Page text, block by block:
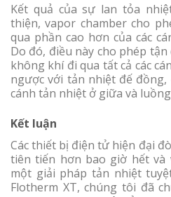
Kết quả của sự lan tỏa
thiện, vapor chamber cho
qua phần cao hơn của các
Do đó, điều này cho phép
không khí đi qua tất cả các
ngược với tản nhiệt đế đồng,
cánh tản nhiệt ở giữa và
Kết luận
Các thiết bị điện tử hiện đại
tiên tiến hơn bao giờ hết và
một giải pháp tản nhiệt
Flotherm XT, chúng tôi đã